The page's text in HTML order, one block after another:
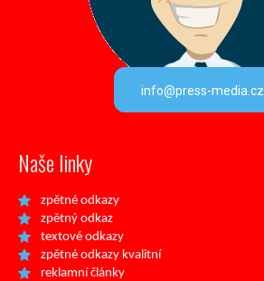
info@press-media.cz
Naše linky
zpětné odkazy
zpětný odkaz
textové odkazy
zpětné odkazy kvalitní
reklamní články